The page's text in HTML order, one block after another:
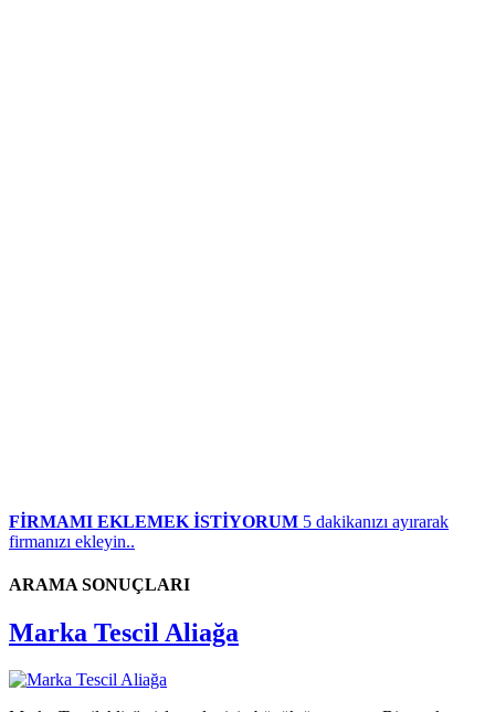
FİRMAMI EKLEMEK İSTİYORUM 5 dakikanızı ayırarak
firmanızı ekleyin..
ARAMA SONUÇLARI
Marka Tescil Aliağa